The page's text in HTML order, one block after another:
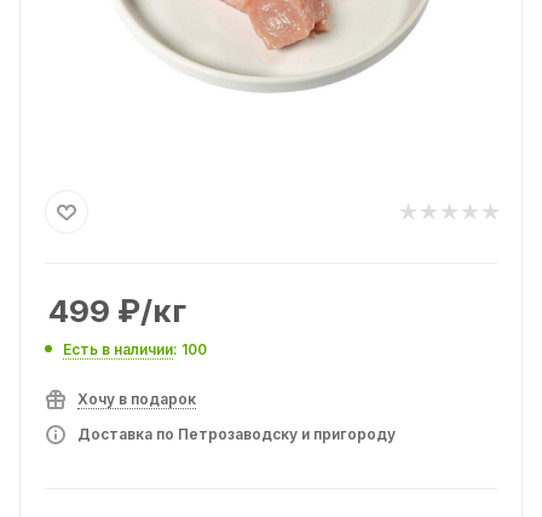
499 ₽/кг
Есть в наличии: 100
Хочу в подарок
Доставка по Петрозаводску и пригороду